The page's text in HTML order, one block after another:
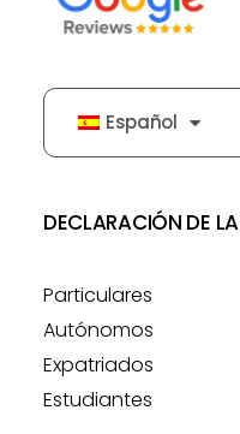
Español
DECLARACIÓN DE
Particulares
Autónomos
Expatriados
Estudiantes